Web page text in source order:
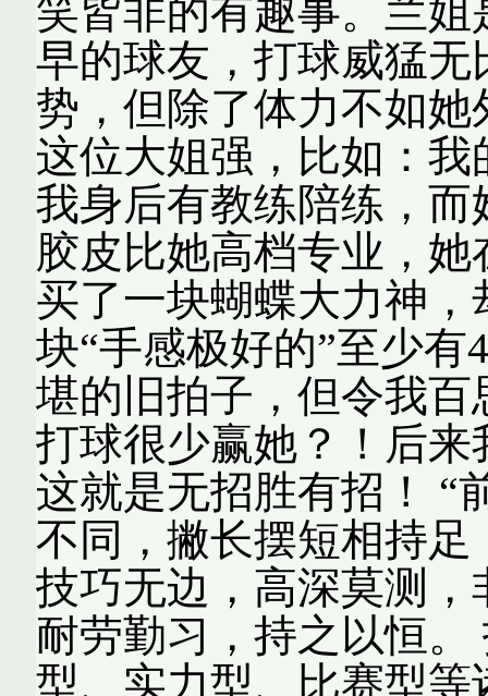
笑皆非的有趣事。兰
早的球友，打球威猛
势，但除了体力不如
这位大姐强，比如：
我身后有教练陪练，
胶皮比她高档专业，
买了一块蝴蝶大力神
块“手感极好的”至少
堪的旧拍子，但令我
打球很少赢她？！后
这就是无招胜有招！ “
不同，撇长摆短相持
技巧无边，高深莫测
耐劳勤习，持之以恒
型、实力型、比赛型